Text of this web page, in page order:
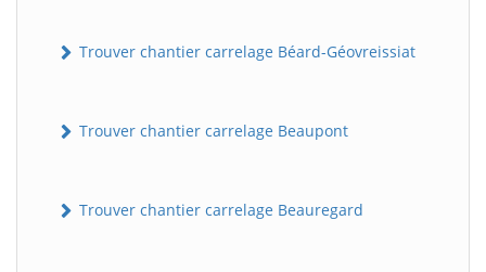
Trouver chantier carrelage Béard-Géovreissiat
Trouver chantier carrelage Beaupont
Trouver chantier carrelage Beauregard